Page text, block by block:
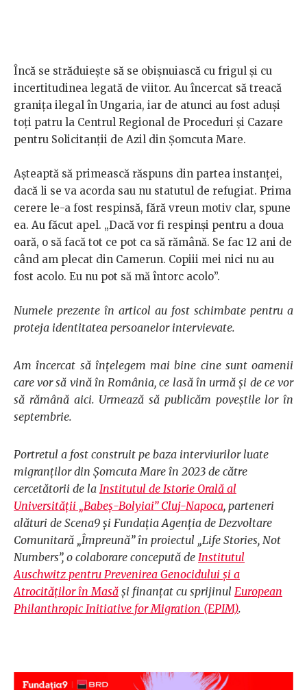
Încă se străduiește să se obișnuiască cu frigul și cu
incertitudinea legată de viitor. Au încercat să treacă
granița ilegal în Ungaria, iar de atunci au fost aduși
toți patru la Centrul Regional de Proceduri și Cazare
pentru Solicitanții de Azil din Șomcuta Mare.
Așteaptă să primească răspuns din partea instanței,
dacă li se va acorda sau nu statutul de refugiat. Prima
cerere le-a fost respinsă, fără vreun motiv clar, spune
ea. Au făcut apel. „Dacă vor fi respinși pentru a doua
oară, o să facă tot ce pot ca să rămână. Se fac 12 ani de
când am plecat din Camerun. Copiii mei nici nu au
fost acolo. Eu nu pot să mă întorc acolo”.
Numele prezente în articol au fost schimbate pentru a
proteja identitatea persoanelor intervievate.
Am încercat să înțelegem mai bine cine sunt oamenii
care vor să vină în România, ce lasă în urmă și de ce vor
să rămână aici. Urmează să publicăm poveștile lor în
septembrie.
Portretul a fost construit pe baza interviurilor luate
migranților din Șomcuta Mare în 2023 de către
cercetătorii de la Institutul de Istorie Orală al
Universității „Babeș-Bolyiai” Cluj-Napoca, parteneri
alături de Scena9 și Fundația Agenția de Dezvoltare
Comunitară „Împreună” în proiectul „Life Stories, Not
Numbers”, o colaborare concepută de Institutul
Auschwitz pentru Prevenirea Genocidului și a
Atrocităților în Masă și finanțat cu sprijinul European
Philanthropic Initiative for Migration (EPIM).